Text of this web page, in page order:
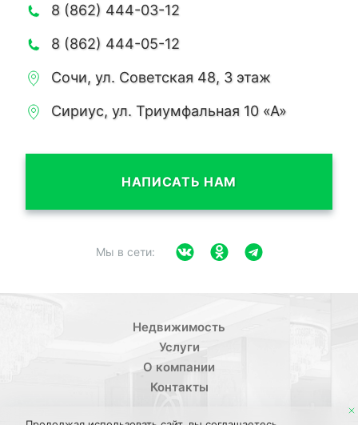
8 (862) 444-03-12
8 (862) 444-05-12
Сочи, ул. Советская 48, 3 этаж
Сириус, ул. Триумфальная 10 «А»
НАПИСАТЬ НАМ
Мы в сети:
Недвижимость
Услуги
О компании
Контакты